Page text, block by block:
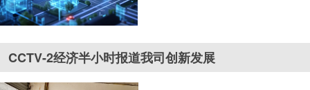
CCTV-2经济半小时报道我司创新发展